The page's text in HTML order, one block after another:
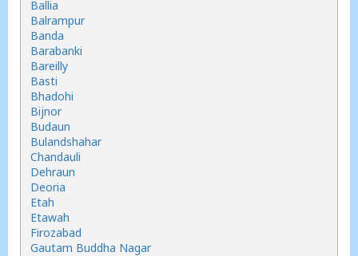
Ballia
Balrampur
Banda
Barabanki
Bareilly
Basti
Bhadohi
Bijnor
Budaun
Bulandshahar
Chandauli
Dehraun
Deoria
Etah
Etawah
Firozabad
Gautam Buddha Nagar